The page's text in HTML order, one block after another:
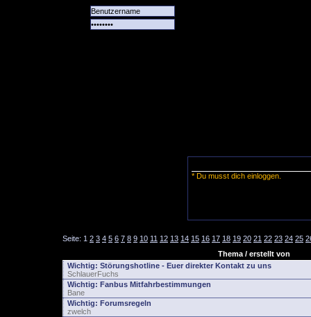
* Du musst dich einloggen.
Seite: 1 2 3 4 5 6 7 8 9 10 11 12 13 14 15 16 17 18 19 20 21 22 23 24 25
Thema / erstellt von
Wichtig: Störungshotline - Euer direkter Kontakt zu uns
SchlauerFuchs
Wichtig: Fanbus Mitfahrbestimmungen
Bane
Wichtig: Forumsregeln
zwelch